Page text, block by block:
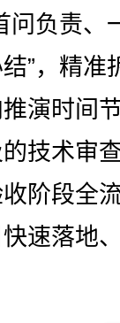
问负责、
”，精准
演时间
的技术审
阶段全
速落地